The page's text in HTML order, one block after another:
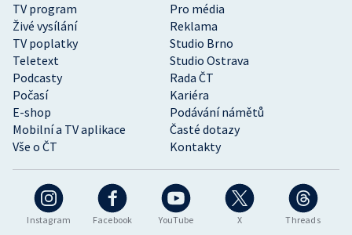
Instagram Facebook YouTube X Threads
TV program
Pro média
Živé vysílání
Reklama
TV poplatky
Studio Brno
Teletext
Studio Ostrava
Podcasty
Rada ČT
Počasí
Kariéra
E-shop
Podávání námětů
Mobilní a TV aplikace
Časté dotazy
Vše o ČT
Kontakty